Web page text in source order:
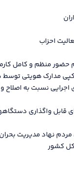
منظم و کامل
مدارک هویتی توسط
نسبت به اصلاح و
قابل واگذاری
نهاد مدیریت